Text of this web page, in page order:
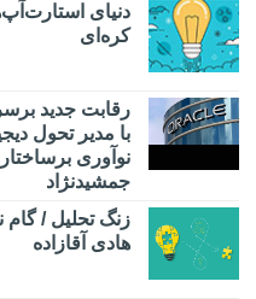
دنیای
کره‌ای‌
رقابت جدید
با مدیر تحول
نوآوری
جمشیدنژاد
زنگ تحلیل /
هادی آقازاده